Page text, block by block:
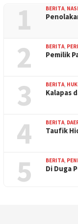
1 BERITA,
2 BERITA,
Pemilik
3 BERITA,
Kalapas
4 BERITA,
Taufik
5 BERITA,
Di Duga